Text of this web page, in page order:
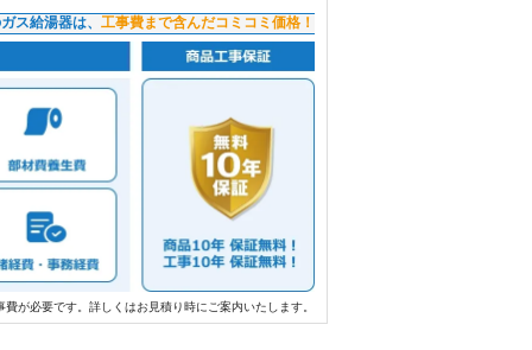
ス給湯器は、 工事費まで含んだコミコミ価格！
が必要です。詳しくはお見積り時にご案内いたします。